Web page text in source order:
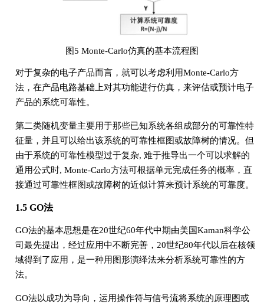
图5 Monte-Carlo仿真的基本流程图
对于复杂的电子产品而言，就可以考虑利用Monte-Carlo方
法，在产品电路基础上对其功能进行仿真，来评估或预计电子
产品的系统可靠性。
第二类随机变量主要用于那些已知系统各组成部分的可靠性特
征量，并且可以给出该系统的可靠性框图或故障树的情况。但
由于系统的可靠性模型过于复杂, 难于推导出一个可以求解的
通用公式时, Monte-Carlo方法可根据单元完成任务的概率，直
接通过可靠性框图或故障树的近似计算来预计系统的可靠度。
1.5 GO法
GO法的基本思想是在20世纪60年代中期由美国Kaman科学公
司最先提出，经过应用中不断完善，20世纪80年代以后在核领
域得到了应用，是一种用图形演绎法来分析系统可靠性的方
法。
GO法以成功为导向，运用操作符与信号流将系统的原理图或